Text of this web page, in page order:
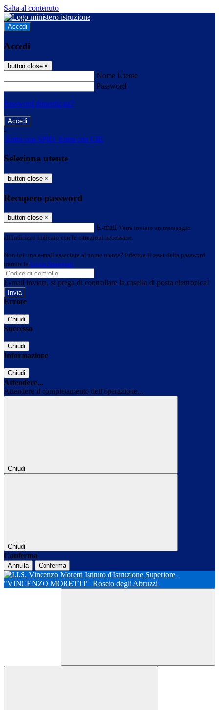
Salta al contenuto
Accedi
Accedi
button close ×
Nome Utente
Password
Password dimenticata?
-
Entra con SPID Entra con CIE
Seleziona utente
button close ×
Recupero password
button close ×
E-mail Verrà inviato un messaggio
all'indirizzo indicato con le istruzioni necessarie.
Non hai una e-mail associata al nome utente? Effettua il reset della password
tramite la Login Spaggiari
E-mail inviata, si prega di controllare la casella di posta elettronica!
Errore
Chiudi
Successo
Chiudi
Informazione
Chiudi
Attendere...
Attendere il completamento dell'operazione...
Chiudi
Chiudi
Conferma
Annulla Conferma
Istituto d'Istruzione Superiore
"VINCENZO MORETTI" Roseto degli Abruzzi